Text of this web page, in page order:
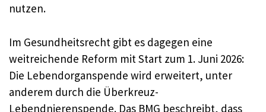
nutzen.
Im Gesundheitsrecht gibt es dagegen eine
weitreichende Reform mit Start zum 1. Juni 2026:
Die Lebendorganspende wird erweitert, unter
anderem durch die Überkreuz-
Lebendnierenspende. Das BMG beschreibt, dass